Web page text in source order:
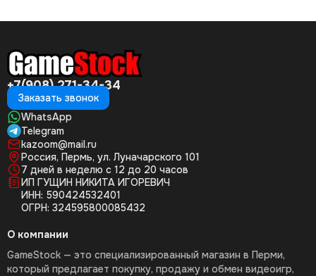
+7(908) 271-34-34
Заказать звонок
WhatsApp
Telegram
kazoom@mail.ru
Россия, Пермь, ул. Луначарского 101
7 дней в неделю с 12 до 20 часов
ИП ГУЩИН НИКИТА ИГОРЕВИЧ
ИНН: 590424532401
ОГРН: 324595800085432
О компании
GameStock — это специализированный магазин в Перми,
который предлагает покупку, продажу и обмен видеоигр,